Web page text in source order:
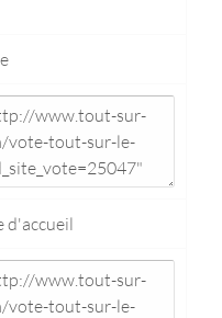
d'accueil